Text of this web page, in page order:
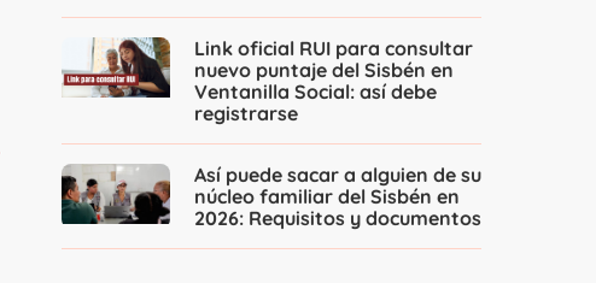
Link oficial RUI para consultar
nuevo puntaje del Sisbén en
Ventanilla Social: así debe
registrarse
Así puede sacar a alguien de su
núcleo familiar del Sisbén en
2026: Requisitos y documentos